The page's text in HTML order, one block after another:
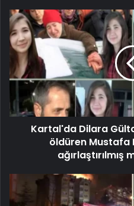
Kartal'da Dilara
öldüren Mustafa